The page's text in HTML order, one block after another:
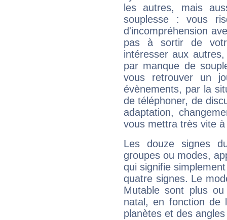
les autres, mais
souplesse : vous
d'incompréhension
pas à sortir de
intéresser aux
par manque de
vous retrouver un
évènements, par la
de téléphoner, de
adaptation,
vous mettra très vite
Les douze signes
groupes ou modes,
qui signifie
quatre signes. Le
Mutable sont plus
natal, en fonction de
planètes et des